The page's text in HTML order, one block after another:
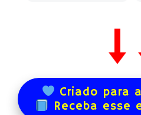
Criado para
Receba